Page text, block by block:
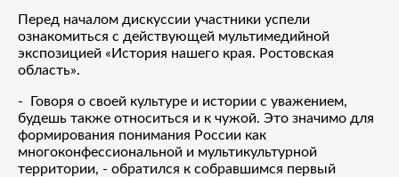
Перед началом дискуссии участники успели
ознакомиться с действующей мультимедийной
экспозицией «История нашего края. Ростовская
область».
- Говоря о своей культуре и истории с уважением,
будешь также относиться и к чужой. Это значимо для
формирования понимания России как
многоконфессиональной и мультикультурной
территории, - обратился к собравшимся первый